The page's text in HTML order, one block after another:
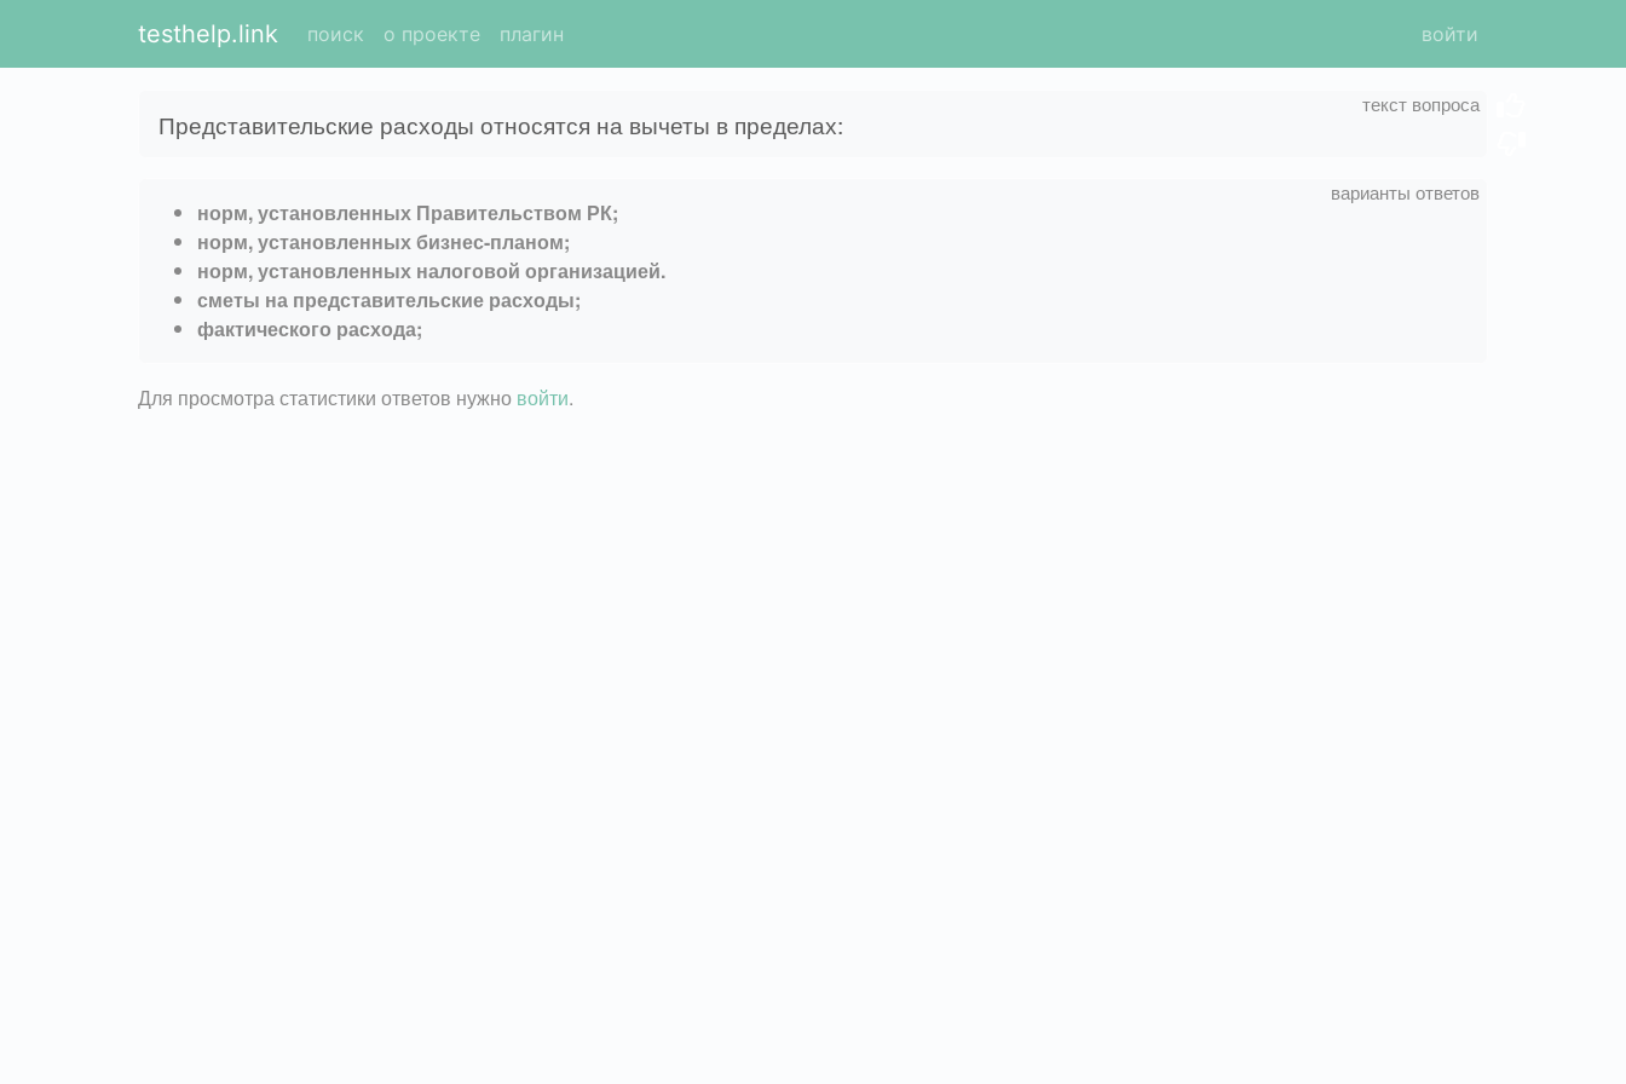
testhelp.link поиск о проекте плагин войти
Представительские расходы относятся на вычеты в пределах:
норм, установленных Правительством РК;
норм, установленных бизнес-планом;
норм, установленных налоговой организацией.
сметы на представительские расходы;
фактического расхода;
Для просмотра статистики ответов нужно войти.